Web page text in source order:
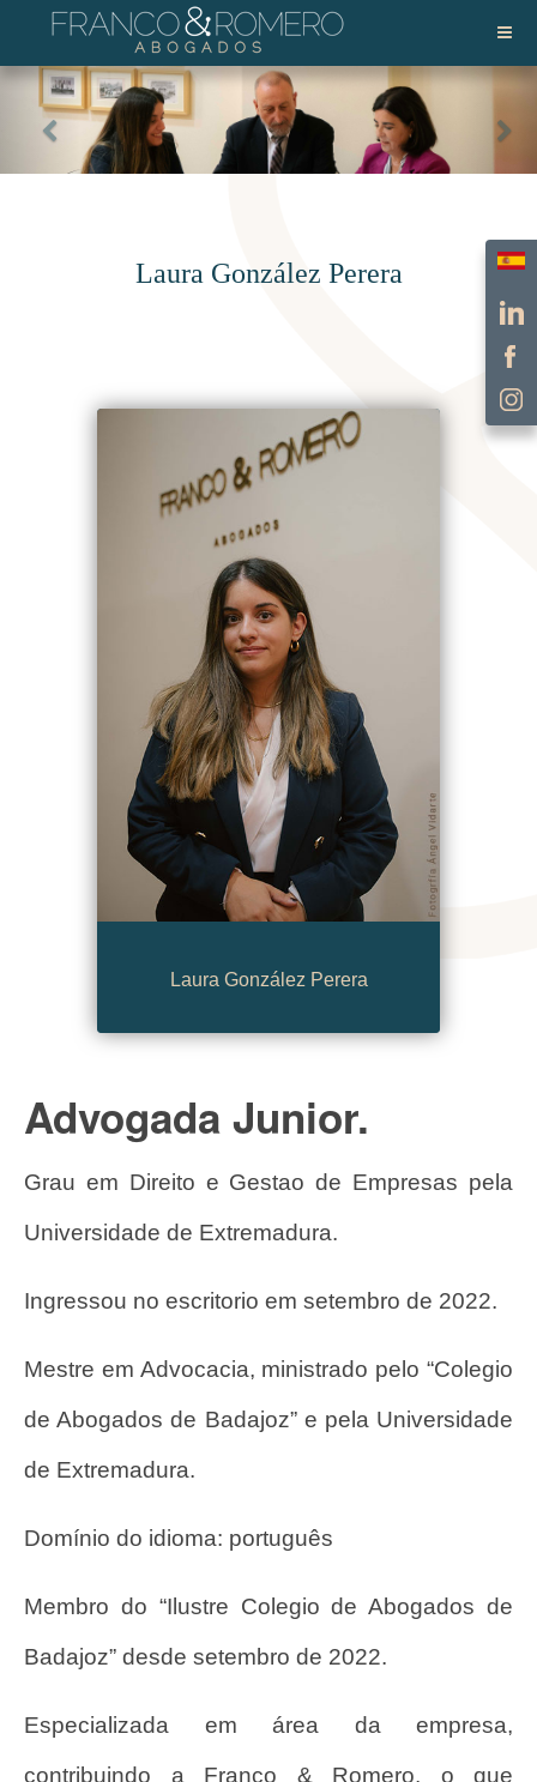
Laura González Perera
Laura González Perera
Advogada Junior.
Grau em Direito e Gestao de Empresas pela
Universidade de Extremadura.
Ingressou no escritorio em setembro de 2022.
Mestre em Advocacia, ministrado pelo “Colegio
de Abogados de Badajoz” e pela Universidade
de Extremadura.
Domínio do idioma: português
Membro do “Ilustre Colegio de Abogados de
Badajoz” desde setembro de 2022.
Especializada em área da empresa,
contribuindo a Franco & Romero, o que